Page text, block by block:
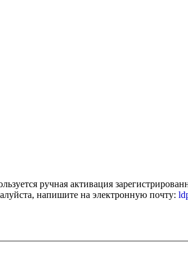
ручная активация
напишите на электронную почту: